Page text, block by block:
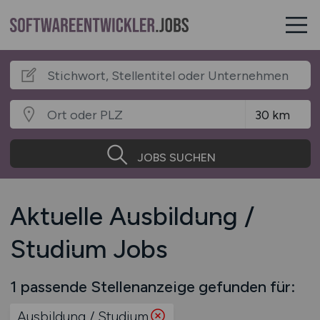
JOBS SUCHEN
Aktuelle Ausbildung /
Studium Jobs
1 passende Stellenanzeige gefunden für:
Ausbildung / Studium